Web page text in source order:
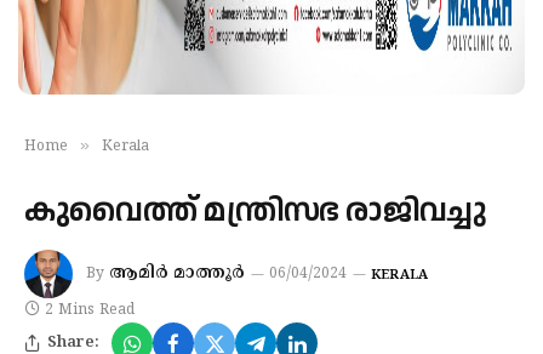
Home » Kerala
കുവൈത്ത് മന്ത്രിസഭ രാജിവച്ചു
By ആമിർ മാത്തൂർ 06/04/2024 KERALA
2 Mins Read
Share: